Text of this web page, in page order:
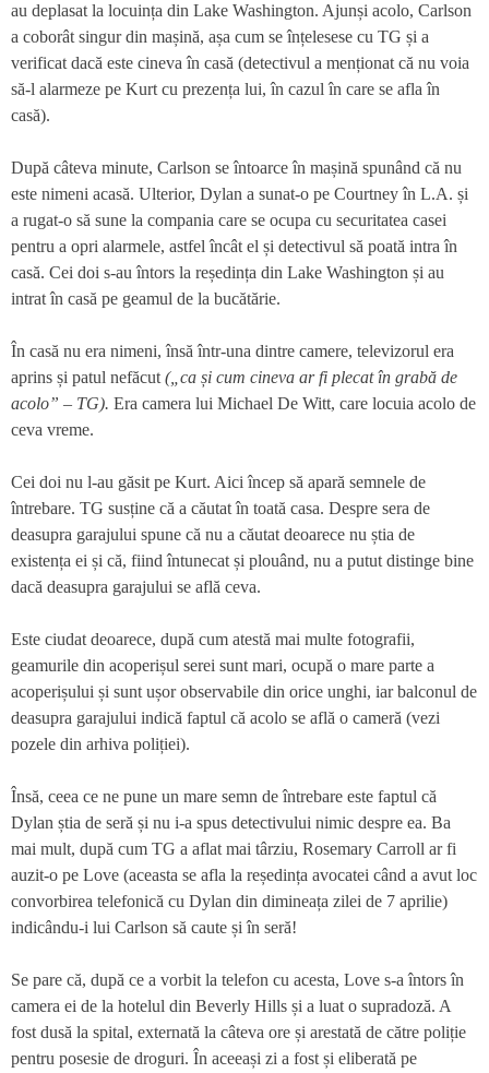
au deplasat la locuința din Lake Washington. Ajunși acolo, Carlson
a coborât singur din mașină, așa cum se înțelesese cu TG și a
verificat dacă este cineva în casă (detectivul a menționat că nu voia
să-l alarmeze pe Kurt cu prezența lui, în cazul în care se afla în
casă).
După câteva minute, Carlson se întoarce în mașină spunând că nu
este nimeni acasă. Ulterior, Dylan a sunat-o pe Courtney în L.A. și
a rugat-o să sune la compania care se ocupa cu securitatea casei
pentru a opri alarmele, astfel încât el și detectivul să poată intra în
casă. Cei doi s-au întors la reședința din Lake Washington și au
intrat în casă pe geamul de la bucătărie.
În casă nu era nimeni, însă într-una dintre camere, televizorul era
aprins și patul nefăcut („ca și cum cineva ar fi plecat în grabă de
acolo” – TG). Era camera lui Michael De Witt, care locuia acolo de
ceva vreme.
Cei doi nu l-au găsit pe Kurt. Aici încep să apară semnele de
întrebare. TG susține că a căutat în toată casa. Despre sera de
deasupra garajului spune că nu a căutat deoarece nu știa de
existența ei și că, fiind întunecat și plouând, nu a putut distinge bine
dacă deasupra garajului se află ceva.
Este ciudat deoarece, după cum atestă mai multe fotografii,
geamurile din acoperișul serei sunt mari, ocupă o mare parte a
acoperișului și sunt ușor observabile din orice unghi, iar balconul de
deasupra garajului indică faptul că acolo se află o cameră (vezi
pozele din arhiva poliției).
Însă, ceea ce ne pune un mare semn de întrebare este faptul că
Dylan știa de seră și nu i-a spus detectivului nimic despre ea. Ba
mai mult, după cum TG a aflat mai târziu, Rosemary Carroll ar fi
auzit-o pe Love (aceasta se afla la reședința avocatei când a avut loc
convorbirea telefonică cu Dylan din dimineața zilei de 7 aprilie)
indicându-i lui Carlson să caute și în seră!
Se pare că, după ce a vorbit la telefon cu acesta, Love s-a întors în
camera ei de la hotelul din Beverly Hills și a luat o supradoză. A
fost dusă la spital, externată la câteva ore și arestată de către poliție
pentru posesie de droguri. În aceeași zi a fost și eliberată pe